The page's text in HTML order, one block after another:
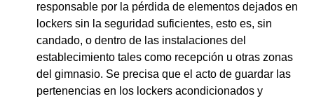
responsable por la pérdida de elementos dejados en
lockers sin la seguridad suficientes, esto es, sin
candado, o dentro de las instalaciones del
establecimiento tales como recepción u otras zonas
del gimnasio. Se precisa que el acto de guardar las
pertenencias en los lockers acondicionados y